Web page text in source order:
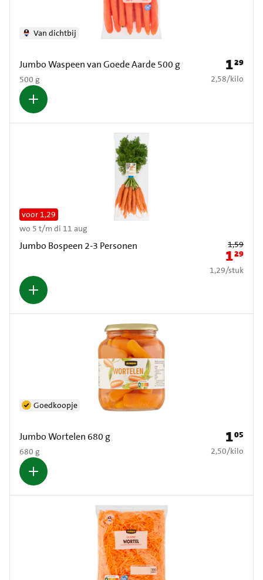
Jumbo Waspeen van Goede Aarde 500 g
500 g
Van dichtbij
Prijs: €
129
€ 2,58 per kilo
2,58/kilo
Jumbo Bospeen 2-3 Personen
voor 1,29
wo 5 t/m di 11 aug
Oude prijs: €
1,59
Nieuwe
129
€ 1,29 per stuk
1,29/stuk
Jumbo Wortelen 680 g
680 g
Goedkoopje
Prijs: €
105
€ 2,50 per kilo
2,50/kilo